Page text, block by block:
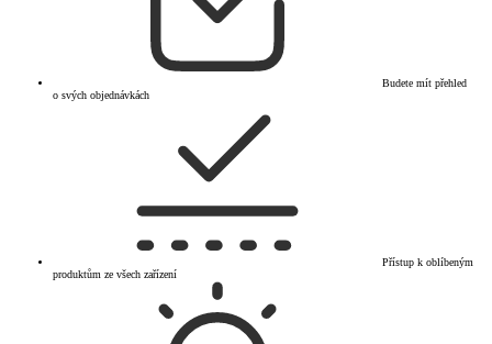
Budete mít přehled
o svých objednávkách
Přístup k oblíbeným
produktům ze všech zařízení